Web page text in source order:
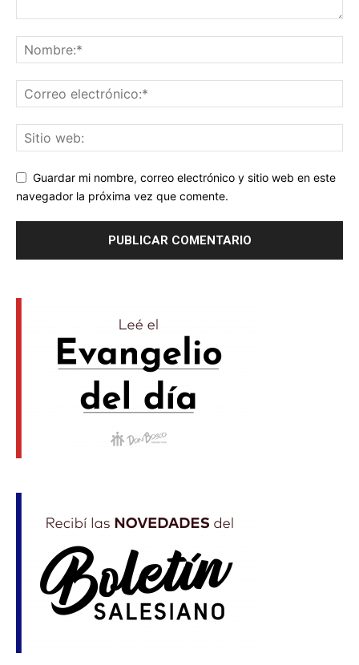
Guardar mi nombre, correo electrónico y sitio web en este
navegador la próxima vez que comente.